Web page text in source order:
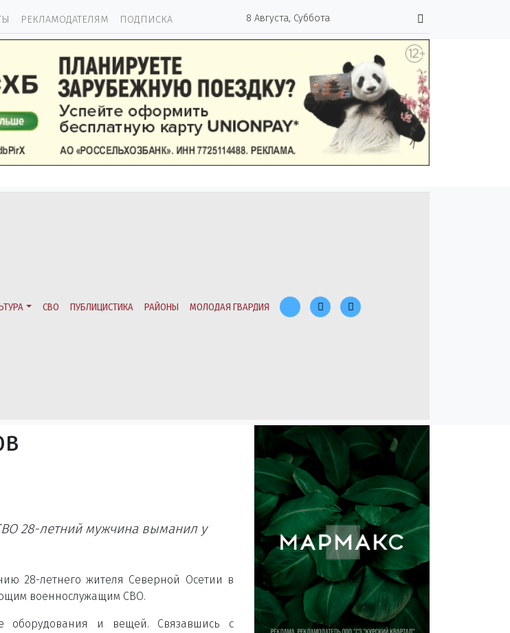
РЕКЛАМОДАТЕЛЯМ ПОДПИСКА 8 Августа, Суббота
СВО ПУБЛИЦИСТИКА РАЙОНЫ МОЛОДАЯ ГВАРДИЯ
28-летний мужчина выманил у
28-летнего жителя Северной Осетии в
военнослужащим СВО.
оборудования и вещей. Связавшись с